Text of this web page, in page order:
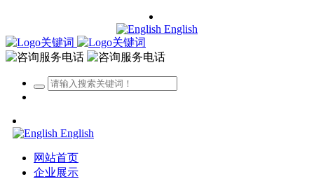
English
English
网站首页
企业展示